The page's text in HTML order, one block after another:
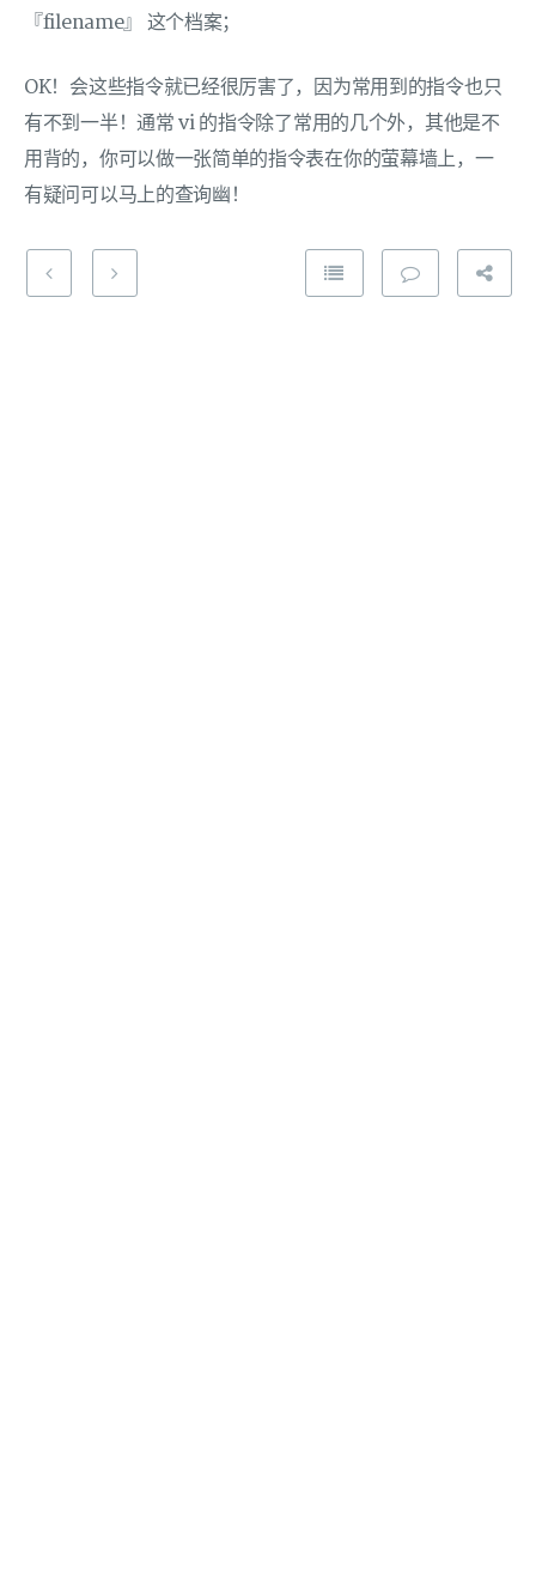
『filename』 这个档案；
OK！会这些指令就已经很厉害了，因为常用到的指令也只
有不到一半！通常 vi 的指令除了常用的几个外，其他是不
用背的，你可以做一张简单的指令表在你的萤幕墙上，一
有疑问可以马上的查询幽！